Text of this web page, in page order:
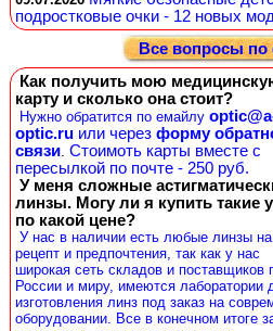
подростковые очки - 12 новых
Все вопросы по
Как получить мою
карту и сколько она стоит?
Нужно обратится по емайлу
optic.ru или через форму
связи. Стоимоть карты вместе с
пересылкой по почте - 250 руб.
У меня сложные
линзы. Могу ли я купить такие
по какой цене?
У нас в наличии есть любые линзы
рецепт и предпочтения, так как у нас
широкая сеть складов и поставщиков
России и миру, имеются лаборатории
изготовления линз под заказ на
оборудовании. Все в конечном итоге